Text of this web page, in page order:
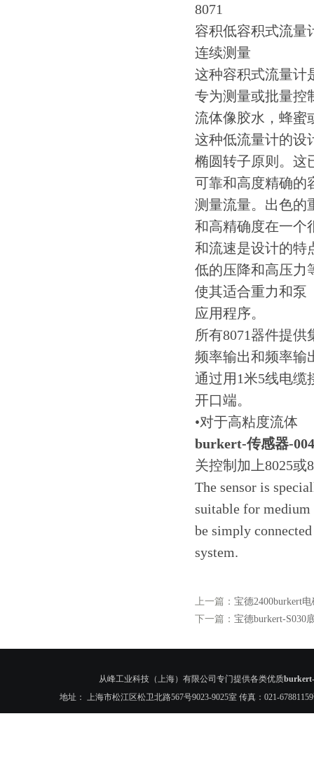
8071
容积低容积式流量
连续测量
这种容积式流量计
专为测量或批量控
流体像胶水，蜂蜜
这种低流量计的设
椭圆转子原则。这
可靠和高度精确的
测量流量。出色的
和高精确度在一个
和流速是设计的特
低的压降和高压力
使其适合重力和泵
应用程序。
所有8071器件提供
频率输出和频率输
通过用1米5线电缆
开口端。
•对于高粘度流体
burkert-传感器-
关控制加上8025或
The sensor is
suitable for medium
be simply
system.
上一篇： 宝德2400burkert
下一篇： 宝德burkert-S030
从峰工业科技（上海）有限公司专门提供各类优质
地址： 上海市松江区松卫北路567号9023-9025室 传真：021-